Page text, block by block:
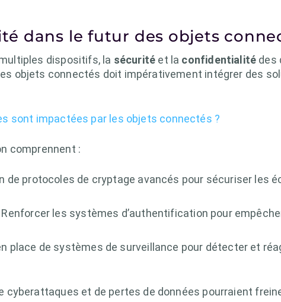
dans le futur des objets
dispositifs, la sécurité et la confidentialité des
objets connectés doit impérativement intégrer des
sont impactées par les objets connectés ?
comprennent :
de protocoles de cryptage avancés pour sécuriser les
Renforcer les systèmes d’authentification pour
place de systèmes de surveillance pour détecter et
cyberattaques et de pertes de données pourraient